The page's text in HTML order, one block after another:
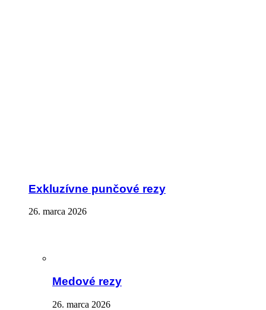
Exkluzívne punčové rezy
26. marca 2026
Medové rezy
26. marca 2026